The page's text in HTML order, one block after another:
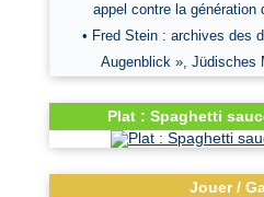
appel contre la génération
• Fred Stein : archives des
Augenblick », Jüdisches
Plat : Spaghetti
Jouer /